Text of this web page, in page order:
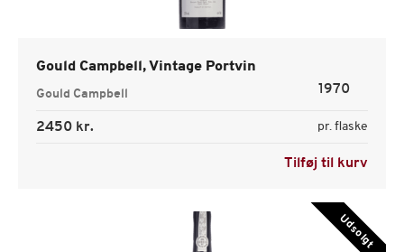
Gould Campbell, Vintage Portvin
Gould Campbell 1970
2450 kr. pr. flaske
Tilføj til kurv
Udsolgt